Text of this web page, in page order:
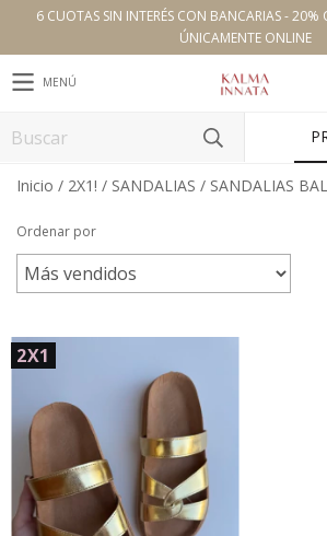
6 CUOTAS SIN INTERÉS CON BANCARIAS - 20%
ÚNICAMENTE ONLINE
MENÚ
Inicio / 2X1! / SANDALIAS / SANDALIAS
Ordenar por
2X1